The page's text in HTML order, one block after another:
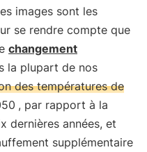
images sont les
se rendre compte que
changement
la plupart de nos
des températures de
, par rapport à la
dernières années, et
supplémentaire